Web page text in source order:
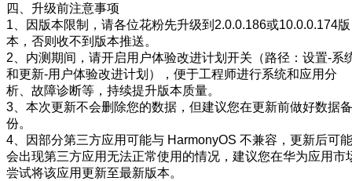
四、升级前注意事项
1、因版本限制，请各位花粉先升级到2.0.0.186或10.0.0.174版
本，否则收不到版本推送。
2、内测期间，请开启用户体验改进计划开关（路径：设置-系
和更新-用户体验改进计划），便于工程师进行系统和应用分
析、故障诊断等，持续提升版本质量。
3、本次更新不会删除您的数据，但建议您在更新前做好数据备
份。
4、因部分第三方应用可能与 HarmonyOS 不兼容，更新后可能
会出现第三方应用无法正常使用的情况，建议您在华为应用市
尝试将该应用更新至最新版本。